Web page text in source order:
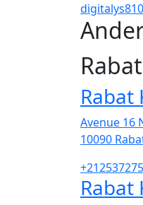
Rabat
Rabat
Avenue 16
10090
Rabat